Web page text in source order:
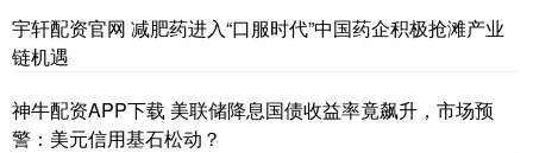
宇轩配资官网 减肥药进入“口服时代”中国药企积极抢滩产业
链机遇
神牛配资APP下载 美联储降息国债收益率竟飙升，市场预
警：美元信用基石松动？